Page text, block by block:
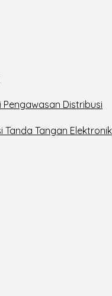
Pengawasan Distribusi
Tanda Tangan Elektronik